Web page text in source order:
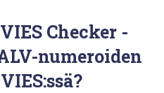
Checker -
numeroiden